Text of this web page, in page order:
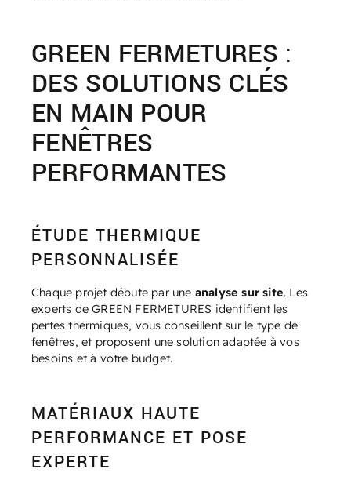
GREEN FERMETURES :
DES SOLUTIONS CLÉS
EN MAIN POUR
FENÊTRES
PERFORMANTES
ÉTUDE THERMIQUE
PERSONNALISÉE
Chaque projet débute par une analyse sur site. Les
experts de GREEN FERMETURES identifient les
pertes thermiques, vous conseillent sur le type de
fenêtres, et proposent une solution adaptée à vos
besoins et à votre budget.
MATÉRIAUX HAUTE
PERFORMANCE ET POSE
EXPERTE